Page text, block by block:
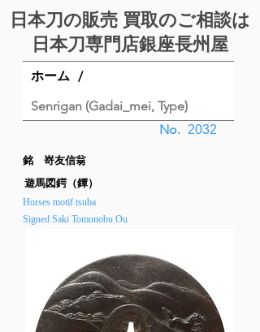
日本刀の販売 買取のご相談は
日本刀専門店銀座⻑州屋
ホーム /
Senrigan (Gadai_mei, Type)
No. 2032
銘 嵜友信翁
遊馬図鍔（鐔）
Horses motif tsuba
Signed Saki Tomonobu Ou